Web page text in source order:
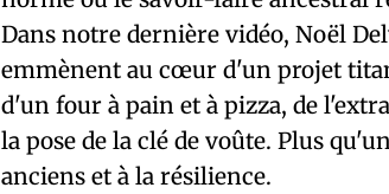
Dans notre dernière vidéo, Noël
emmènent au cœur d'un projet
d'un four à pain et à pizza, de
la pose de la clé de voûte. Plus
anciens et à la résilience.